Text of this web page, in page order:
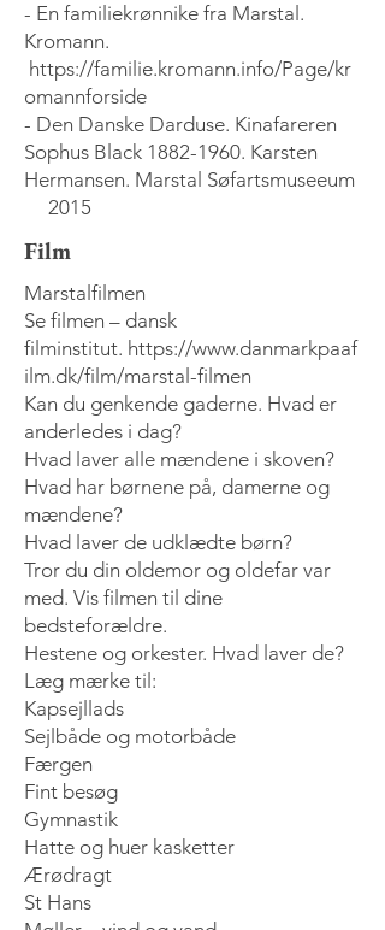
- En familiekrønnike fra Marstal.
Kromann.
https://familie.kromann.info/Page/kr
omannforside
- Den Danske Darduse. Kinafareren
Sophus Black 1882-1960. Karsten
Hermansen. Marstal Søfartsmuseeum
2015
Film
Marstalfilmen
Se filmen – dansk
filminstitut. https://www.danmarkpaaf
ilm.dk/film/marstal-filmen
Kan du genkende gaderne. Hvad er
anderledes i dag?
Hvad laver alle mændene i skoven?
Hvad har børnene på, damerne og
mændene?
Hvad laver de udklædte børn?
Tror du din oldemor og oldefar var
med. Vis filmen til dine
bedsteforældre.
Hestene og orkester. Hvad laver de?
Læg mærke til:
Kapsejllads
Sejlbåde og motorbåde
Færgen
Fint besøg
Gymnastik
Hatte og huer kasketter
Ærødragt
St Hans